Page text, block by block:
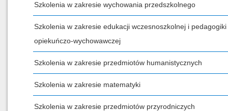
Szkolenia w zakresie wychowania przedszkolnego
Szkolenia w zakresie edukacji wczesnoszkolnej i pedagogiki
opiekuńczo-wychowawczej
Szkolenia w zakresie przedmiotów humanistycznych
Szkolenia w zakresie matematyki
Szkolenia w zakresie przedmiotów przyrodniczych